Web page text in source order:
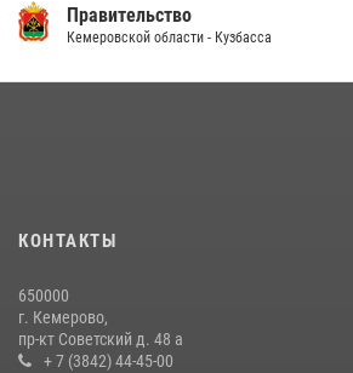
14 июля 2026, 08:52 1
20 июля 2026, 10:54
с покупками
20 июля 2026, 08:52
Правительство
Кемеровской области - Кузбасса
КОНТАКТЫ
650000
г. Кемерово,
пр-кт Советский д. 48 а
+ 7 (3842) 44-45-00